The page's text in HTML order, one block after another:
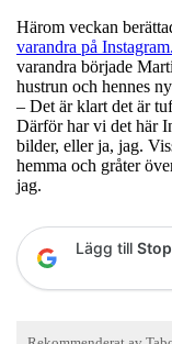
Härom veckan
varandra på Instagram.
varandra började
hustrun och hennes
– Det är klart det är
Därför har vi det här
bilder, eller ja, jag.
hemma och gråter
jag.
Lägg till